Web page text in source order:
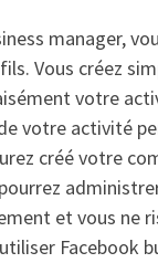
manager,
Vous créez
votre
votre activité
créé votre
et vous ne
Facebook